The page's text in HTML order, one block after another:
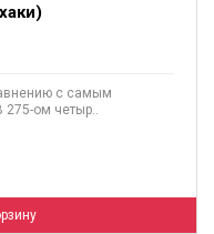
с самым
275-ом четыр..